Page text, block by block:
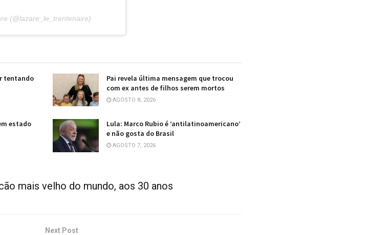
(@lazare_le_trentenaire)
tentando
Pai revela última mensagem que trocou
com ex antes de filhos serem mortos
AGOSTO 8, 2026
estado
Lula: Marco Rubio é ‘antilatinoamericano’
e não gosta do Brasil
AGOSTO 7, 2026
mais velho do mundo, aos 30 anos
Next Post